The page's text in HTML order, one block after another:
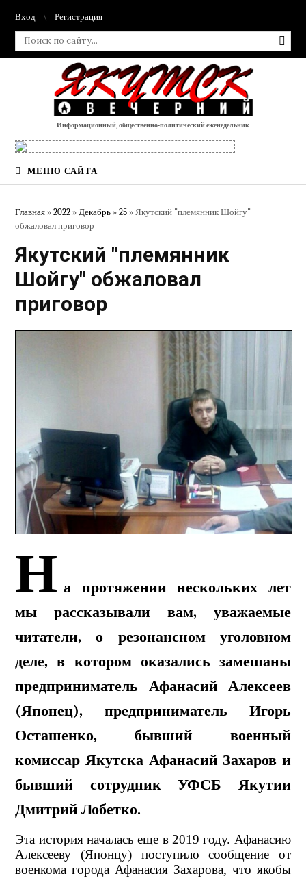
Вход Регистрация
Информационный, общественно-политический еженедельник
МЕНЮ САЙТА
Главная »2022 » Декабрь » 25 » Якутский "племянник Шойгу"
обжаловал приговор
Якутский "племянник
Шойгу" обжаловал
приговор
Н а протяжении нескольких лет
мы рассказывали вам, уважаемые
читатели, о резонансном уголовном
деле, в котором оказались замешаны
предприниматель Афанасий Алексеев
(Японец), предприниматель Игорь
Осташенко, бывший военный
комиссар Якутска Афанасий Захаров и
бывший сотрудник УФСБ Якутии
Дмитрий Лобетко.
Эта история началась еще в 2019 году. Афанасию
Алексееву (Японцу) поступило сообщение от
военкома города Афанасия Захарова, что якобы